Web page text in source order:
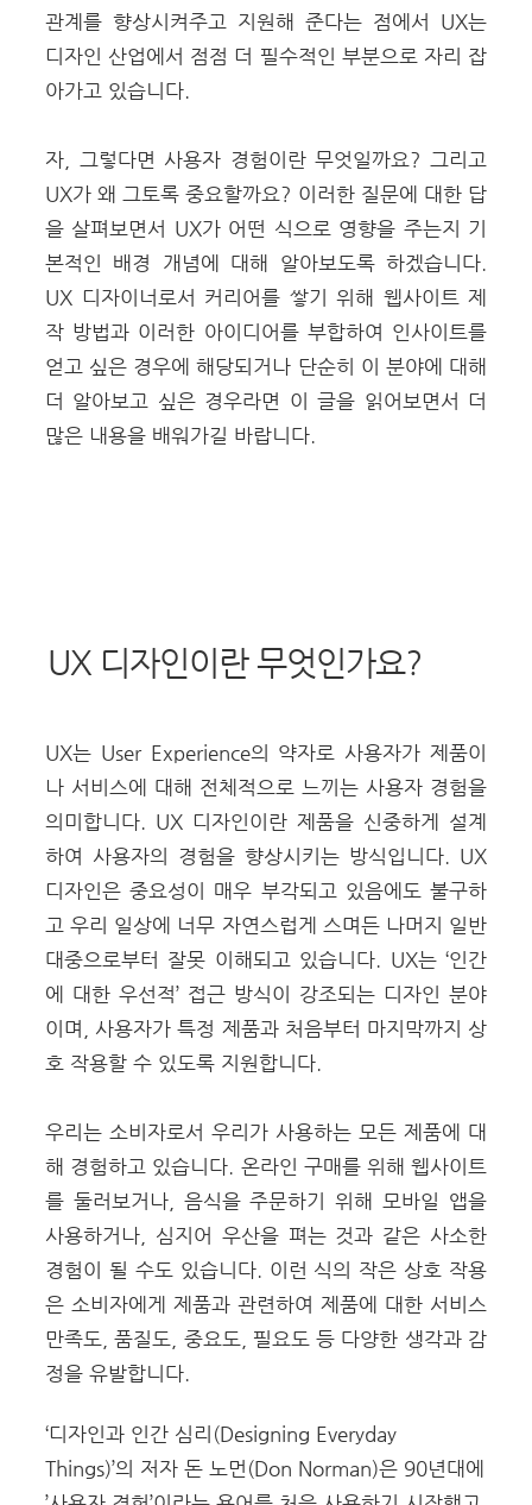
관계를 향상시켜주고 지원해 준다는 점에서 UX는
디자인 산업에서 점점 더 필수적인 부분으로 자리 잡
아가고 있습니다.
자, 그렇다면 사용자 경험이란 무엇일까요? 그리고
UX가 왜 그토록 중요할까요? 이러한 질문에 대한 답
을 살펴보면서 UX가 어떤 식으로 영향을 주는지 기
본적인 배경 개념에 대해 알아보도록 하겠습니다.
UX 디자이너로서 커리어를 쌓기 위해 웹사이트 제
작 방법과 이러한 아이디어를 부합하여 인사이트를
얻고 싶은 경우에 해당되거나 단순히 이 분야에 대해
더 알아보고 싶은 경우라면 이 글을 읽어보면서 더
많은 내용을 배워가길 바랍니다.
UX 디자인이란 무엇인가요?
UX는 User Experience의 약자로 사용자가 제품이
나 서비스에 대해 전체적으로 느끼는 사용자 경험을
의미합니다. UX 디자인이란 제품을 신중하게 설계
하여 사용자의 경험을 향상시키는 방식입니다. UX
디자인은 중요성이 매우 부각되고 있음에도 불구하
고 우리 일상에 너무 자연스럽게 스며든 나머지 일반
대중으로부터 잘못 이해되고 있습니다. UX는 ‘인간
에 대한 우선적’ 접근 방식이 강조되는 디자인 분야
이며, 사용자가 특정 제품과 처음부터 마지막까지 상
호 작용할 수 있도록 지원합니다.
우리는 소비자로서 우리가 사용하는 모든 제품에 대
해 경험하고 있습니다. 온라인 구매를 위해 웹사이트
를 둘러보거나, 음식을 주문하기 위해 모바일 앱을
사용하거나, 심지어 우산을 펴는 것과 같은 사소한
경험이 될 수도 있습니다. 이런 식의 작은 상호 작용
은 소비자에게 제품과 관련하여 제품에 대한 서비스
만족도, 품질도, 중요도, 필요도 등 다양한 생각과 감
정을 유발합니다.
‘디자인과 인간 심리(Designing Everyday
Things)’의 저자 돈 노먼(Don Norman)은 90년대에